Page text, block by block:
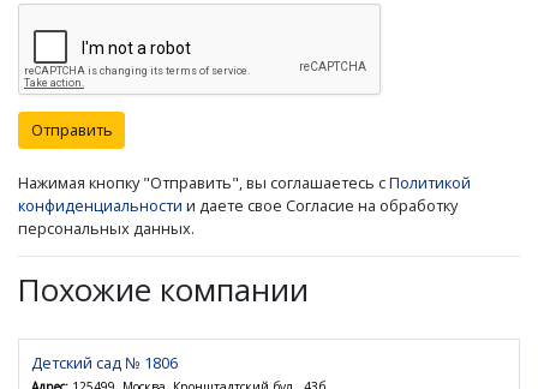
Отправить
Нажимая кнопку "Отправить", вы соглашаетесь сПолитикой
конфиденциальности и даете свое Согласие на обработку
персональных данных.
Похожие компании
Детский сад № 1806